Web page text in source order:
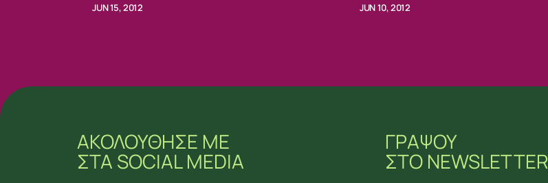
JUN 15, 2012 JUN 10, 2012
ΑΚΟΛΟΥΘΗΣΕ ΜΕ
ΣΤΑ SOCIAL MEDIA
ΓΡΑΨΟΥ
ΣΤΟ NEWSLETTER